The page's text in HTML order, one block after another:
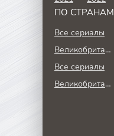
ПО СТРАНАМ
Все сериалы
Великобритания
Все сериалы
Великобритания